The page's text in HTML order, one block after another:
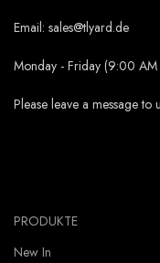
Email: sales@tlyard.de
Monday - Friday (9:00
Please leave a message to
PRODUKTE
New In